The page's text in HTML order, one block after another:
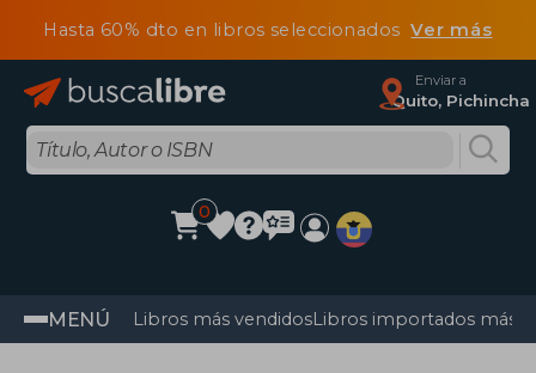
Hasta 60% dto en libros seleccionadosVer más
Enviar a
Quito, Pichincha
0
MENÚ Libros más vendidosLibros importados más